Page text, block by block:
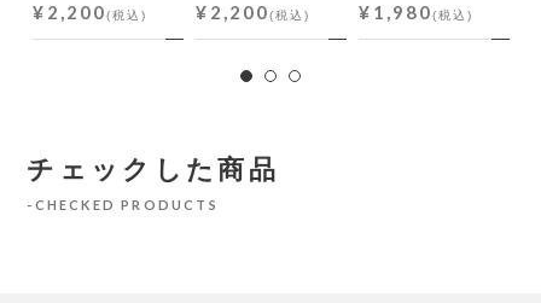
¥2,200(税込) ¥2,200(税込) ¥1,980(税込)
チェックした商品
CHECKED PRODUCTS